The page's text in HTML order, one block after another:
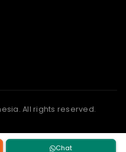
Chat
All rights reserved.